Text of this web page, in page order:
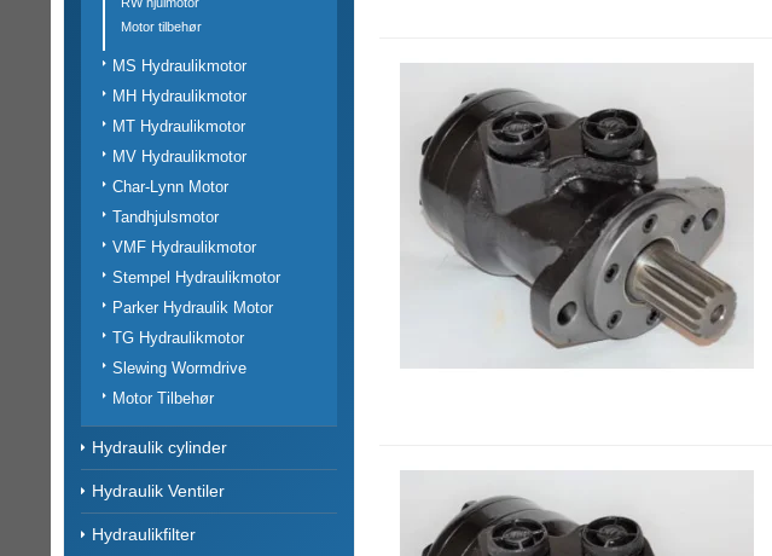
Motor tilbehør
MS Hydraulikmotor
MH Hydraulikmotor
MT Hydraulikmotor
MV Hydraulikmotor
Char-Lynn Motor
Tandhjulsmotor
VMF Hydraulikmotor
Stempel Hydraulikmotor
Parker Hydraulik Motor
TG Hydraulikmotor
Slewing Wormdrive
Motor Tilbehør
Hydraulik cylinder
Hydraulik Ventiler
Hydraulikfilter